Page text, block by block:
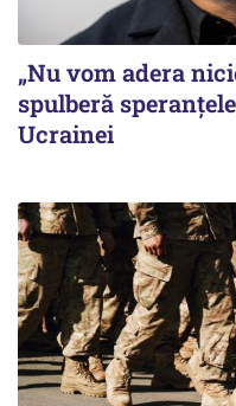
„Nu vom adera
spulberă
Ucrainei